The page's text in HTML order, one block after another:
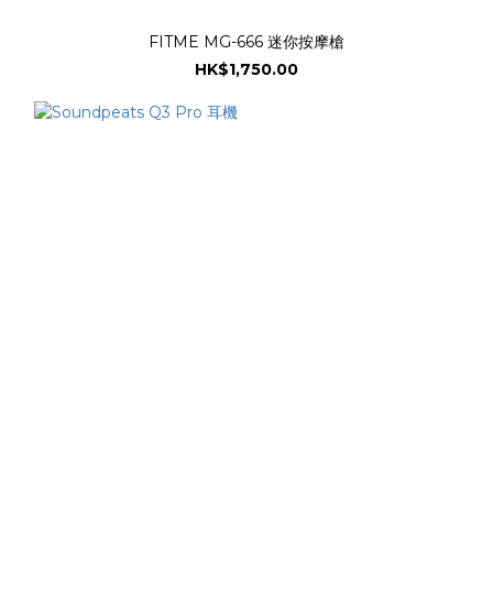
FITME MG-666 迷你按摩槍
HK$1,750.00